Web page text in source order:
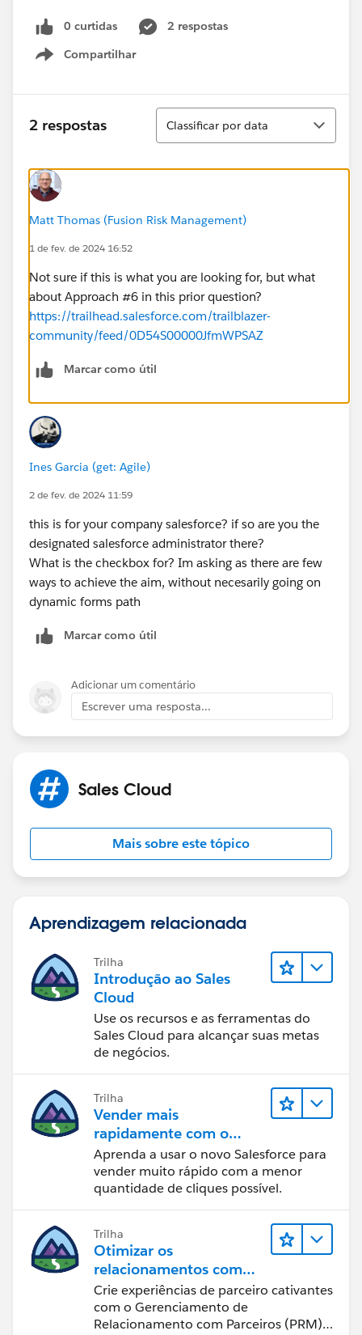
0 curtidas
2 respostas
Compartilhar
Show menu
2 respostas
Classificar
Classificar por data
Matt Thomas (Fusion Risk Management)
1 de fev. de 2024 16:52
Not sure if this is what you are looking for, but what
about Approach #6 in this prior question?
https://trailhead.salesforce.com/trailblazer-
community/feed/0D54S00000JfmWPSAZ
Marcar como útil
Ines Garcia (get: Agile)
2 de fev. de 2024 11:59
this is for your company salesforce? if so are you the
designated salesforce administrator there?
What is the checkbox for? Im asking as there are few
ways to achieve the aim, without necesarily going on
dynamic forms path
Marcar como útil
Adicionar um comentário
Escrever uma resposta...
Sales Cloud
Mais sobre este tópico
Aprendizagem relacionada
Trilha
Introdução ao Sales
Cloud
Use os recursos e as ferramentas do
Sales Cloud para alcançar suas metas
de negócios.
Trilha
Vender mais
rapidamente com o
Sales Cloud
Aprenda a usar o novo Salesforce para
vender muito rápido com a menor
quantidade de cliques possível.
Trilha
Otimizar os
relacionamentos com
parceiros usando o Sales
Cloud PRM
Crie experiências de parceiro cativantes
com o Gerenciamento de
Relacionamento com Parceiros (PRM)